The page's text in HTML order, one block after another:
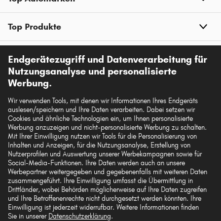
Top Produkte
Mehr von kfzteile.com
Hilfe & Support
Rechtliches
Akzeptierte Zahlungsarten
Vorkasse
Endgerätezugriff und Datenverarbeitung für
Nutzungsanalyse und personalisierte
Werbung.
Wir verwenden Tools, mit denen wir Informationen Ihres Endgeräts
auslesen/speichern und Ihre Daten verarbeiten. Dabei setzen wir
Cookies und ähnliche Technologien ein, um Ihnen personalisierte
Werbung anzuzeigen und nicht-personalisierte Werbung zu schalten.
Mit Ihrer Einwilligung nutzen wir Tools für die Personalisierung von
Inhalten und Anzeigen, für die Nutzungsanalyse, Erstellung von
Nutzerprofilen und Auswertung unserer Werbekampagnen sowie für
Social-Media-Funktionen. Ihre Daten werden auch an unsere
Werbepartner weitergegeben und gegebenenfalls mit weiteren Daten
zusammengeführt. Ihre Einwilligung umfasst die Übermittlung in
Drittländer, wobei Behörden möglicherweise auf Ihre Daten zugreifen
und Ihre Betroffenenrechte nicht durchgesetzt werden könnten. Ihre
Einwilligung ist jederzeit widerrufbar. Weitere Informationen finden
Sie in unserer Datenschutzerklärung.